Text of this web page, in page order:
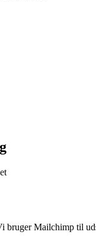
Mailchimp til